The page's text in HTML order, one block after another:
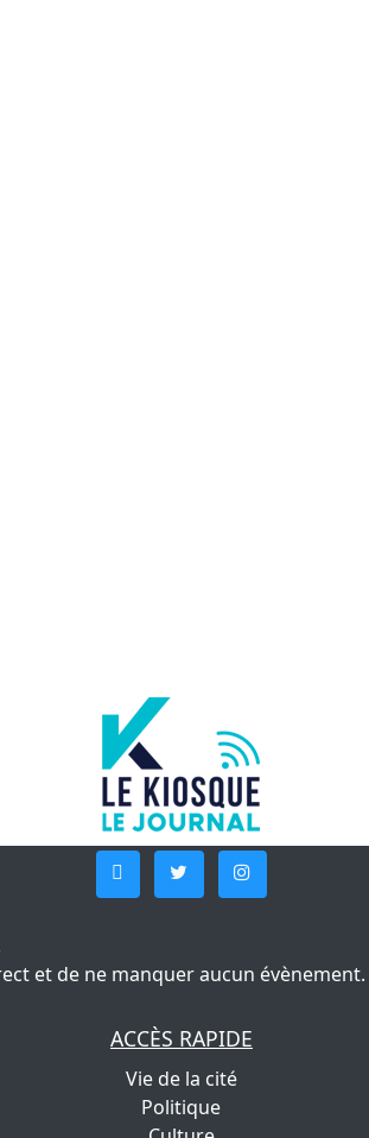
et de ne manquer aucun évènement.
ACCÈS RAPIDE
Vie de la cité
Politique